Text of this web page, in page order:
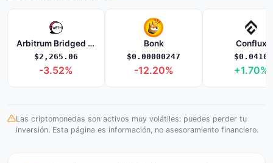
Arbitrum Bridged WETH (Arbitrum One)
$2,265.06
-3.52%
Bonk
$0.00000247
-12.20%
Conflux
$0.0410
+1.70%
Las criptomonedas son activos muy volátiles: puedes perder tu
inversión. Esta página es información, no asesoramiento financiero.